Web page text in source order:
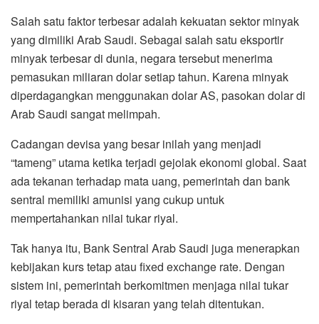
Salah satu faktor terbesar adalah kekuatan sektor minyak
yang dimiliki Arab Saudi. Sebagai salah satu eksportir
minyak terbesar di dunia, negara tersebut menerima
pemasukan miliaran dolar setiap tahun. Karena minyak
diperdagangkan menggunakan dolar AS, pasokan dolar di
Arab Saudi sangat melimpah.
Cadangan devisa yang besar inilah yang menjadi
“tameng” utama ketika terjadi gejolak ekonomi global. Saat
ada tekanan terhadap mata uang, pemerintah dan bank
sentral memiliki amunisi yang cukup untuk
mempertahankan nilai tukar riyal.
Tak hanya itu, Bank Sentral Arab Saudi juga menerapkan
kebijakan kurs tetap atau fixed exchange rate. Dengan
sistem ini, pemerintah berkomitmen menjaga nilai tukar
riyal tetap berada di kisaran yang telah ditentukan.